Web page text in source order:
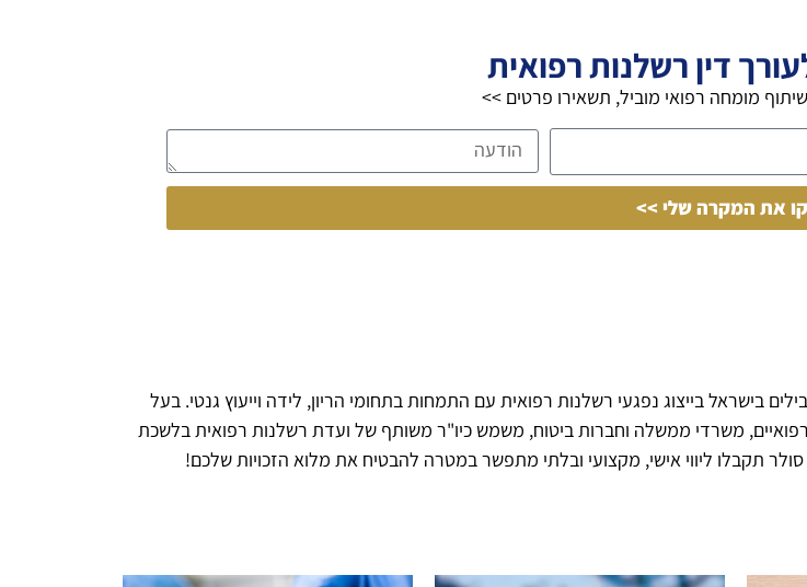
דין רשלנות רפואית
מומחה רפואי מוביל, תשאירו פרטים >>
את המקרה שלי >>
בישראל בייצוג נפגעי רשלנות רפואית עם התמחות בתחומי הריון, לידה וייעוץ גנטי. בעל
מול גופים רפואיים, משרדי ממשלה וחברות ביטוח, משמש כיו"ר משותף של ועדת רשלנות רפואית בלשכת
תקבלו ליווי אישי, מקצועי ובלתי מתפשר במטרה להבטיח את מלוא הזכויות שלכם!